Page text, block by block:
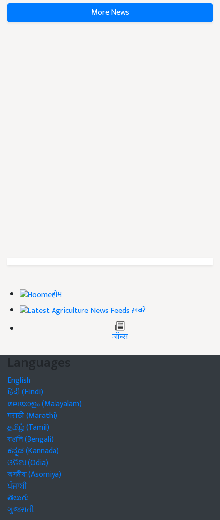
More News
होम
ख़बरें
जॉब्स
Languages
English
हिंदी (Hindi)
മലയാളം (Malayalam)
मराठी (Marathi)
தமிழ் (Tamil)
বাঙালি (Bengali)
ಕನ್ನಡ (Kannada)
ଓଡିଆ (Odia)
অসমীয়া (Asomiya)
ਪੰਜਾਬੀ
తెలుగు
ગુજરાતી